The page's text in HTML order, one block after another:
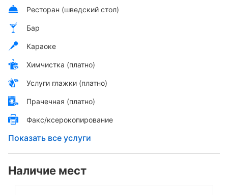
Ресторан (шведский стол)
Бар
Караоке
Химчистка (платно)
Услуги глажки (платно)
Прачечная (платно)
Факс/ксерокопирование
Показать все услуги
Наличие мест